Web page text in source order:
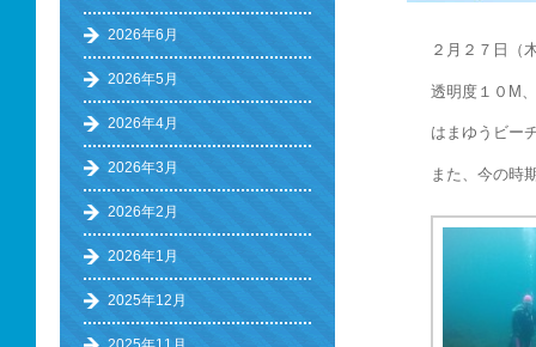
２月２７日（
透明度１０M
はまゆうビー
また、今の時
2026年6月
2026年5月
2026年4月
2026年3月
2026年2月
2026年1月
2025年12月